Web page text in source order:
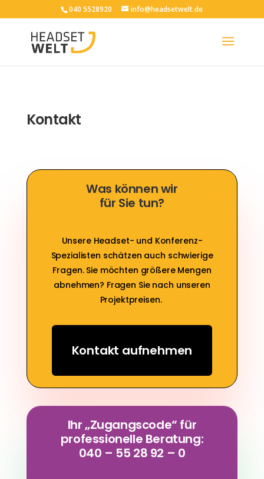
040 5528920 info@headsetwelt.de
Kontakt
Was können wir
für Sie tun?
Unsere Headset- und Konferenz-
Spezialisten schätzen auch schwierige
Fragen. Sie möchten größere Mengen
abnehmen? Fragen Sie nach unseren
Projektpreisen.
Kontakt aufnehmen
Ihr „Zugangscode“ für
professionelle Beratung:
040 – 55 28 92 – 0